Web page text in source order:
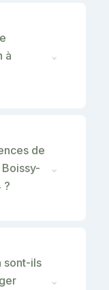
à
⌄
de
?
⌄
sont-ils
⌄